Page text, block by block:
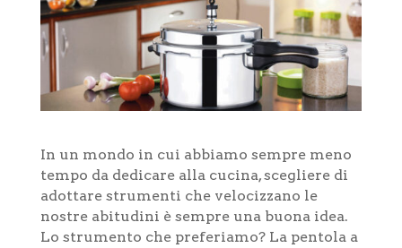
In un mondo in cui abbiamo sempre meno
tempo da dedicare alla cucina, scegliere di
adottare strumenti che velocizzano le
nostre abitudini è sempre una buona idea.
Lo strumento che preferiamo? La pentola a